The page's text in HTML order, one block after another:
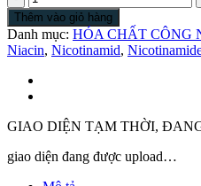
PP
|
Nicotinamide
|
Niacin
|
nicotinic
Nicotinamid
Thêm vào giỏ hàng
Danh mục: HÓA CHẤT CÔNG
Niacin, Nicotinamid,
GIAO DIỆN TẠM THỜI,
giao diện đang được upload…